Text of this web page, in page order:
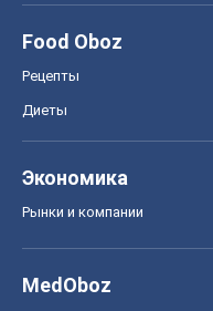
Food Oboz
Рецепты
Диеты
Экономика
Рынки и компании
MedOboz